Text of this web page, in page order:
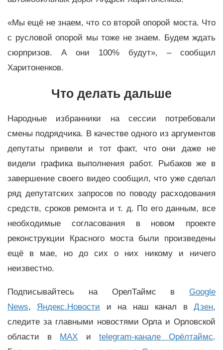
«Мы ещё не знаем, что со второй опорой моста. Что
с русловой опорой мы тоже не знаем. Будем ждать
сюрпризов. А они 100% будут», – сообщил
Харитоненков.
Что делать дальше
Народные избранники на сессии потребовали
смены подрядчика. В качестве одного из аргументов
депутаты привели и тот факт, что они даже не
видели графика выполнения работ. Рыбаков же в
завершение своего видео сообщил, что уже сделал
ряд депутатских запросов по поводу расходования
средств, сроков ремонта и т. д. По его данным, все
необходимые согласования в новом проекте
реконструкции Красного моста были произведены
ещё в мае, но до сих о них никому и ничего
неизвестно.
Подписывайтесь на ОрелТаймс в Google
News, Яндекс.Новости и на наш канал вДзен,
следите за главными новостями Орла и Орловской
области в MAX и telegram-канале Орёлтаймс.